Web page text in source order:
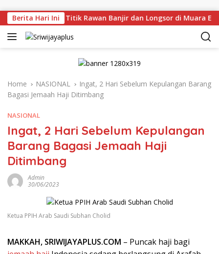
Berita Hari Ini
Langsung Titik Rawan Banjir dan Longsor di Muara
Home NASIONAL
Ingat, 2 Hari Sebelum Kepulangan Barang
Bagasi Jemaah Haji Ditimbang
NASIONAL
Ingat, 2 Hari Sebelum Kepulangan
Barang Bagasi Jemaah Haji
Ditimbang
Admin
30/06/2023
Ketua PPIH Arab Saudi Subhan Cholid
MAKKAH, SRIWIJAYAPLUS.COM – Puncak haji bagi